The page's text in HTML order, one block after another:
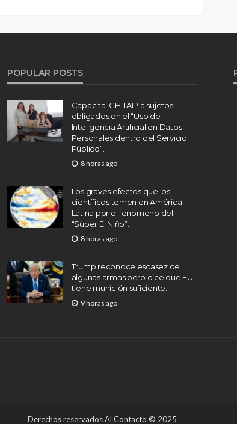
POPULAR POSTS
Capacita ICHITAIP a sujetos
obligados en el “Uso de
Inteligencia Artificial en Datos
Personales dentro del Servicio
Público”.
8 horas ago
Los graves efectos que los
científicos temen en América
Latina por el fenómeno del
“Súper El Niño”.
8 horas ago
Trump reconoce escasez de
algunas armas pero dice que EU
tiene munición suficiente.
9 horas ago
Derechos reservados Al Contacto © 2025